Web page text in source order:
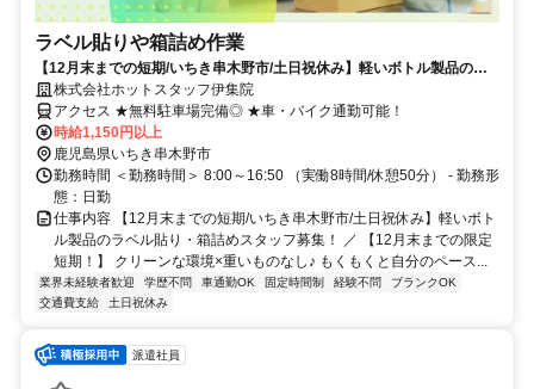
ラベル貼りや箱詰め作業
【12月末までの短期/いちき串木野市/土日祝休み】軽いボトル製品のラ
ベル貼り・箱詰めスタッフ募集！
株式会社ホットスタッフ伊集院
アクセス ★無料駐車場完備◎ ★車・バイク通勤可能！
時給1,150円以上
鹿児島県いちき串木野市
勤務時間 ＜勤務時間＞ 8:00～16:50 （実働8時間/休憩50分） - 勤務形
態：日勤
仕事内容 【12月末までの短期/いちき串木野市/土日祝休み】軽いボト
ル製品のラベル貼り・箱詰めスタッフ募集！ ／ 【12月末までの限定
短期！】 クリーンな環境×重いものなし♪ もくもくと自分のペース...
業界未経験者歓迎 学歴不問 車通勤OK 固定時間制 経験不問
ブランクOK
交通費支給
土日祝休み
派遣社員